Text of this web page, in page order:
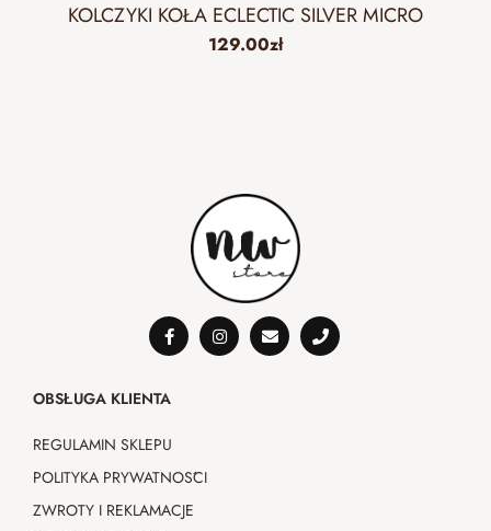
KOLCZYKI KOŁA ECLECTIC SILVER MICRO
129.00zł
OBSŁUGA KLIENTA
REGULAMIN SKLEPU
POLITYKA PRYWATNOŚCI
ZWROTY I REKLAMACJE